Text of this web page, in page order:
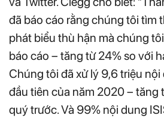
đã báo cáo rằng chúng tôi tìm
phát biểu thù hận mà chúng
báo cáo – tăng từ 24% so với
Chúng tôi đã xử lý 9,6 triệu
đầu tiên của năm 2020 – tăng
quý trước. Và 99% nội dung